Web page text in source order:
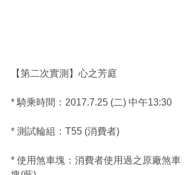
【第二次實測】心之芳庭
* 騎乘時間：2017.7.25 (二) 中午13:30
* 測試輪組：T55 (消費者)
* 使用煞車塊：消費者使用過之原廠煞車